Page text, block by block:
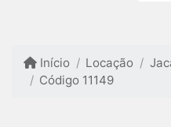
Início Locação
Código 11149